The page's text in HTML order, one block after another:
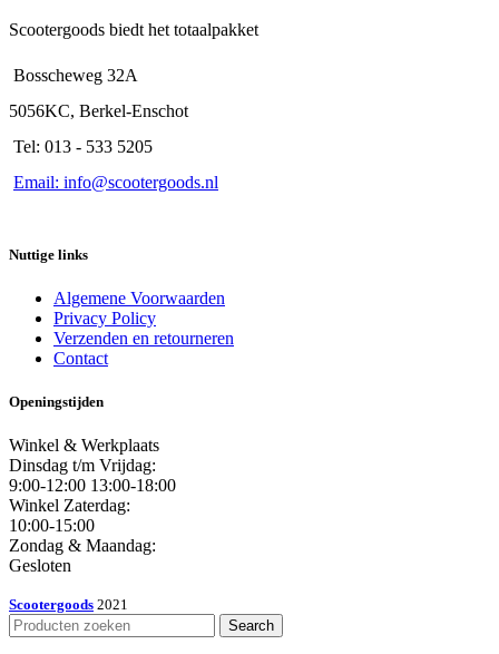
Scootergoods biedt het totaalpakket
Bosscheweg 32A
5056KC, Berkel-Enschot
Tel: 013 - 533 5205
Email: info@scootergoods.nl
Nuttige links
Algemene Voorwaarden
Privacy Policy
Verzenden en retourneren
Contact
Openingstijden
Winkel & Werkplaats
Dinsdag t/m Vrijdag:
9:00-12:00 13:00-18:00
Winkel Zaterdag:
10:00-15:00
Zondag & Maandag:
Gesloten
Scootergoods 2021
Search